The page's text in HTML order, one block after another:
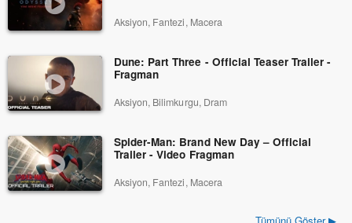
Aksiyon, Fantezi, Macera
Dune: Part Three - Official Teaser Trailer -
Fragman
Aksiyon, Bilimkurgu, Dram
Spider-Man: Brand New Day – Official
Trailer - Video Fragman
Aksiyon, Fantezi, Macera